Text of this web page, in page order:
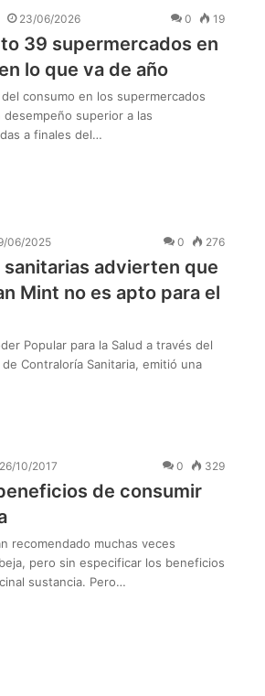
23/06/2026 0 19
39 supermercados en
lo que va de año
consumo en los supermercados
superior a las
a finales del…
06/2025 0 276
advierten que
Mint no es apto para el
Popular para la Salud a través del
Contraloría Sanitaria, emitió una
26/10/2017 0 329
de consumir
recomendado muchas veces
pero sin especificar los beneficios
sustancia. Pero…